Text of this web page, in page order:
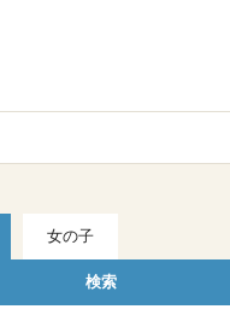
女の子
検索